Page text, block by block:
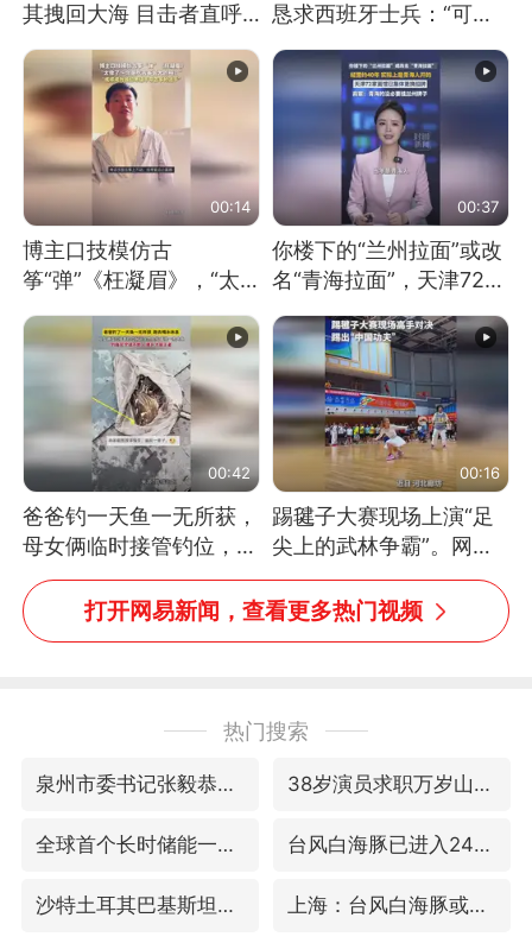
其拽回大海 目击者直呼
消息）
恳求西班牙士兵：“可不
00:14
博主口技模仿古
筝“弹”《枉凝眉》，“太
吗？”“或将成为首位考级
不带古筝的选手。”（来
源：新华每日电讯）
00:37
你楼下的“兰州拉面”或改
名“青海拉面”，天津72家
00:42
爸爸钓一天鱼一无所获，
母女俩临时接管钓位，用
玩具鱼竿钓上大鱼
00:16
踢毽子大赛现场上演“足
尖上的武林争霸”。网
友：这哪是踢毽子，分明
是武侠片现场！#睡个好
打开网易新闻，查看更多热门视频
热门搜索
泉州市委书记张毅恭被查 38岁演员求职万岁山NPC成功
全球首个长时储能一体化产业园量产 台风白海豚已进入24小时警戒线
沙特土耳其巴基斯坦签署共同防务协议 上海：台风白海豚或将带来龙卷风